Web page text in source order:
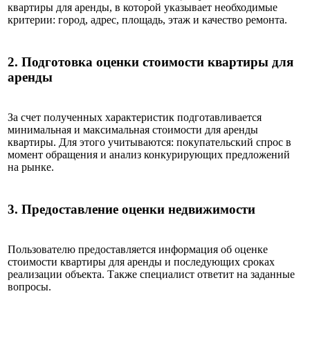
квартиры для аренды, в которой указывает необходимые
критерии: город, адрес, площадь, этаж и качество ремонта.
2. Подготовка оценки стоимости квартиры для
аренды
За счет полученных характеристик подготавливается
минимальная и максимальная стоимости для аренды
квартиры. Для этого учитываются: покупательский спрос в
момент обращения и анализ конкурирующих предложений
на рынке.
3. Предоставление оценки недвижимости
Пользователю предоставляется информация об оценке
стоимости квартиры для аренды и последующих сроках
реализации объекта. Также специалист ответит на заданные
вопросы.